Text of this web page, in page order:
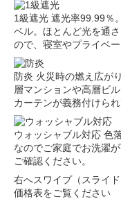
1級遮光 遮光率99.99％
ベル。ほとんど光を通
ので、寝室やプライベ
防炎 火災時の燃え広が
層マンションや高層ビ
カーテンが義務付けられ
ウォッシャブル対応 色
なのでご家庭でお洗濯
ご確認ください。
右へスワイプ（スライ
価格表をご覧ください